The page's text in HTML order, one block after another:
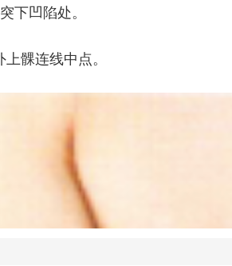
下凹陷处。
髁连线中点。